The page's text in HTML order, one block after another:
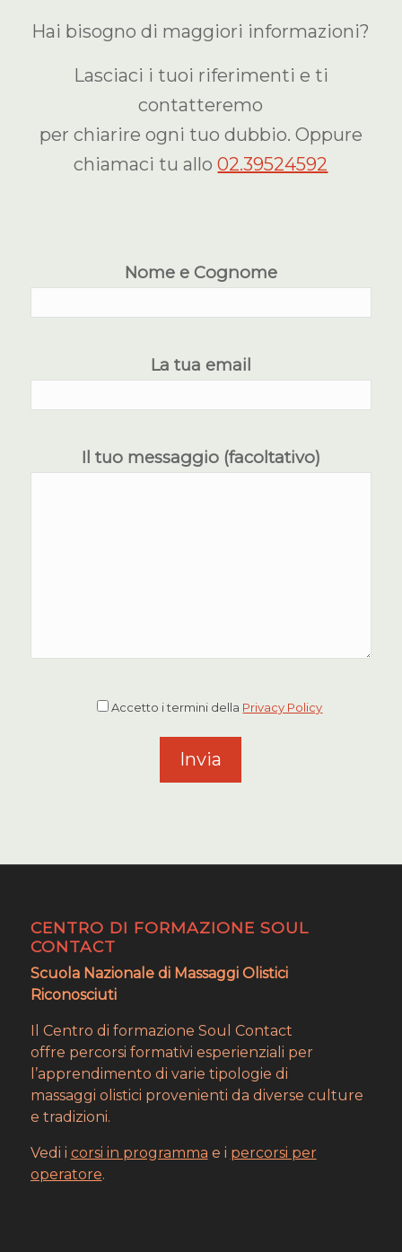
Hai bisogno di maggiori informazioni?
Lasciaci i tuoi riferimenti e ti
contatteremo
per chiarire ogni tuo dubbio. Oppure
chiamaci tu allo02.39524592
Nome e Cognome
La tua email
Il tuo messaggio (facoltativo)
Accetto i termini della Privacy Policy
CENTRO DI FORMAZIONE SOUL
CONTACT
Scuola Nazionale di Massaggi Olistici
Riconosciuti
Il Centro di formazione Soul Contact
offre percorsi formativi esperienziali per
l’apprendimento di varie tipologie di
massaggi olistici provenienti da diverse culture
e tradizioni.
Vedi i corsi in programma e i percorsi per
operatore.